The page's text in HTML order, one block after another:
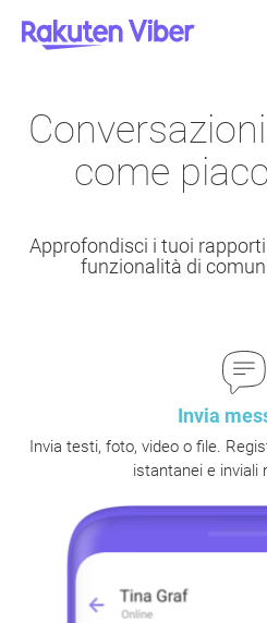
come
Approfondisci i tuoi
funzionalità di
Invia
Invia testi, foto, video o file.
istantanei e inviali